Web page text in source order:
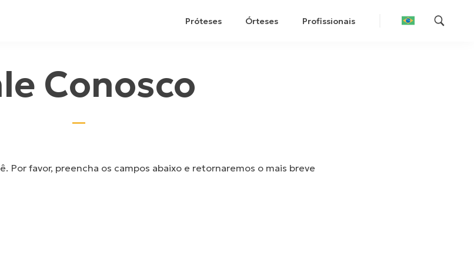
Próteses Órteses Profissionais
Conosco
Por favor, preencha os campos abaixo e retornaremos o mais breve